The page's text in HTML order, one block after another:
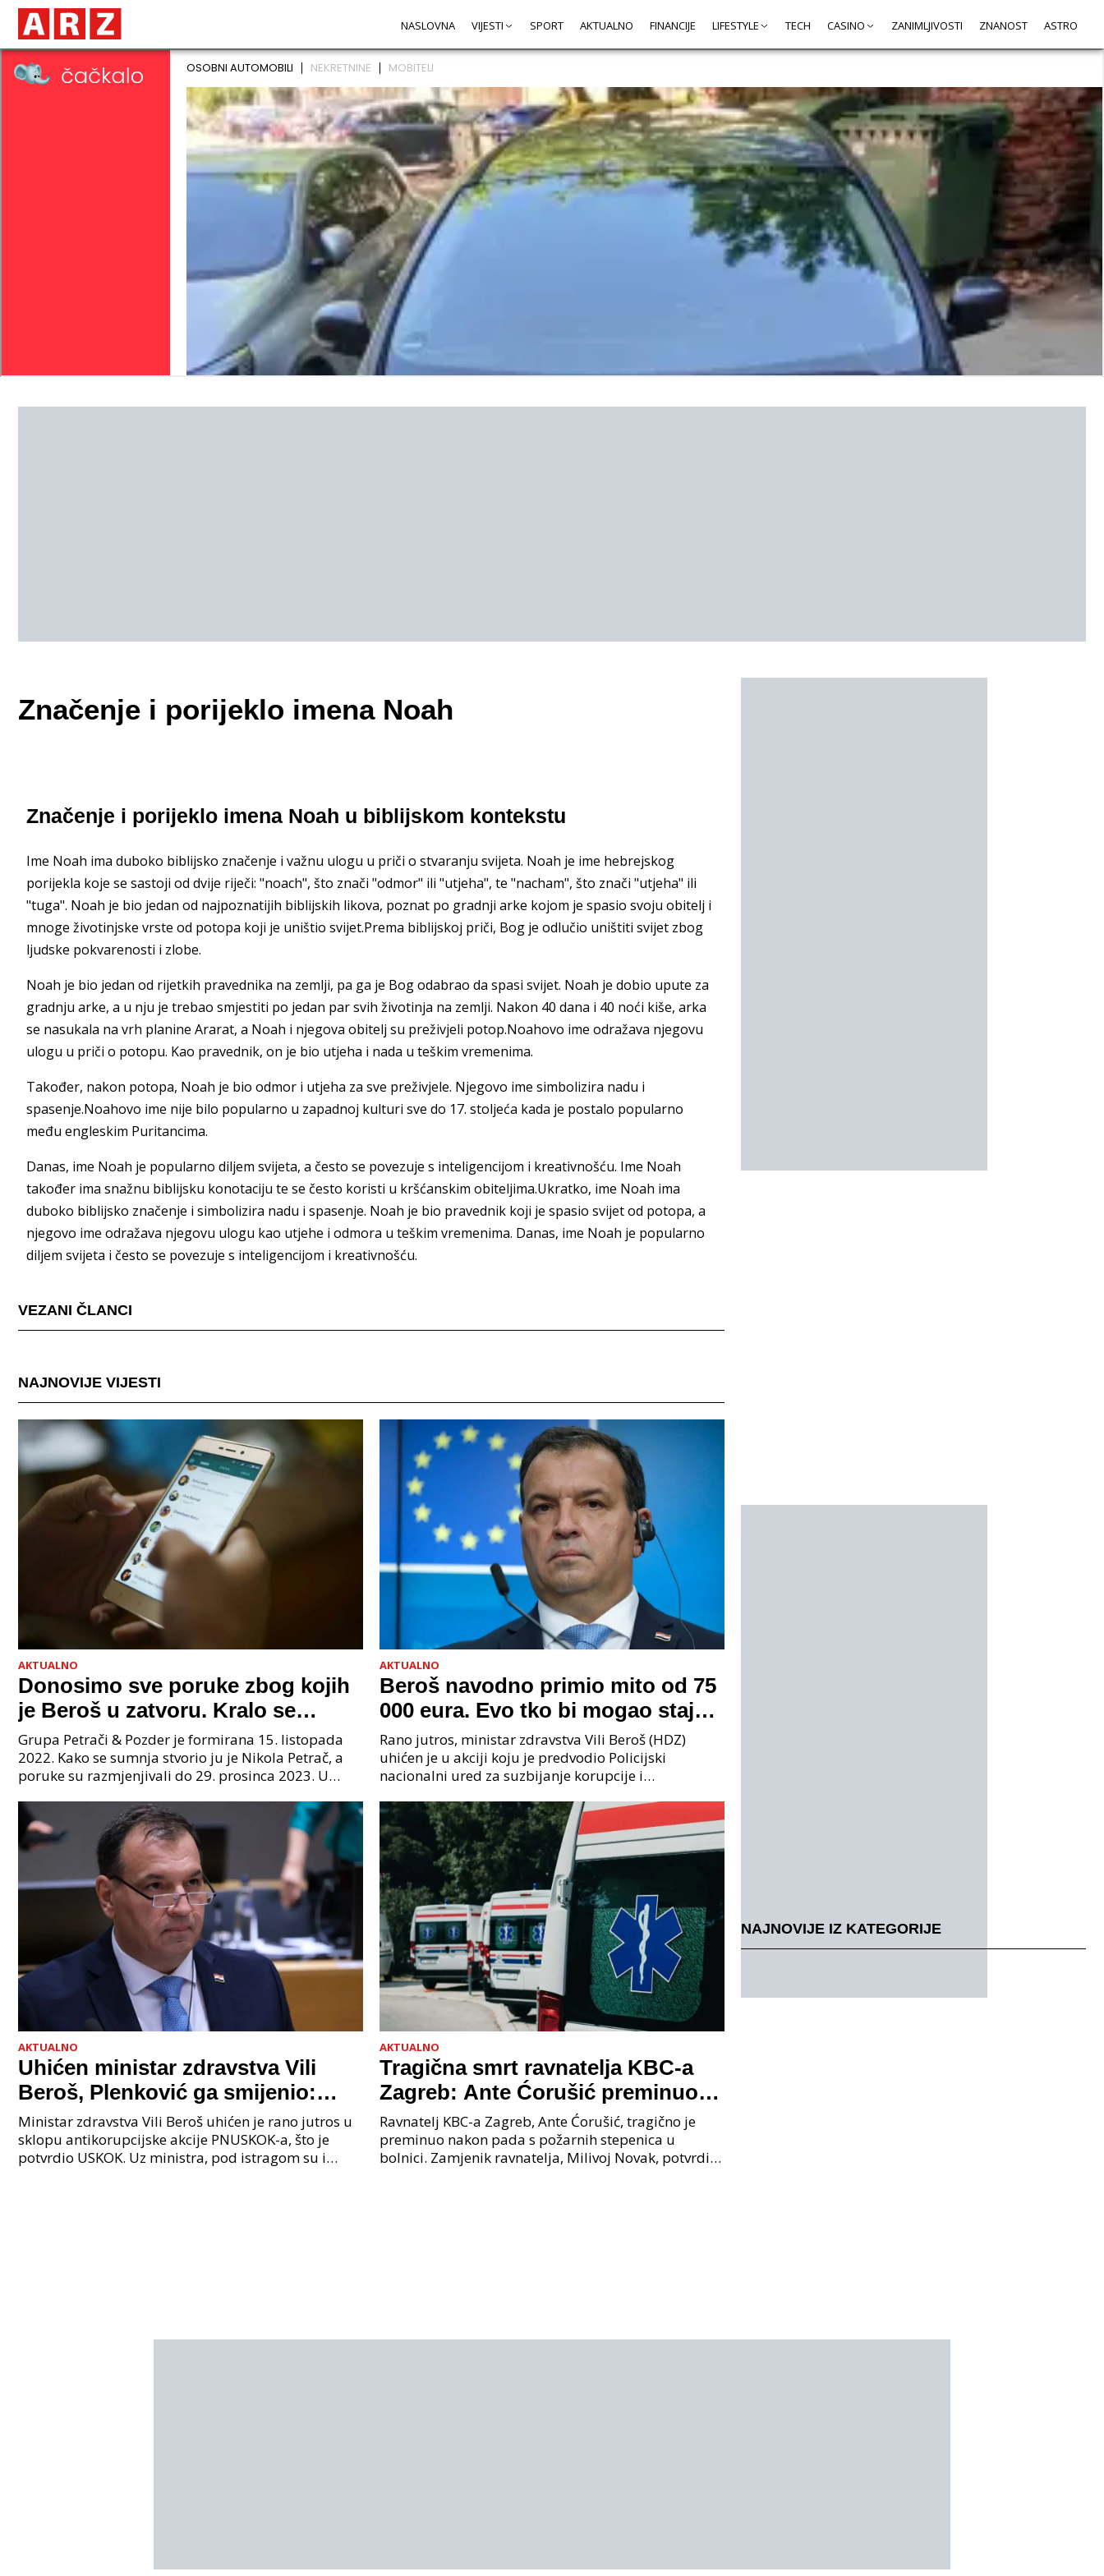
NASLOVNA VIJESTI SPORT AKTUALNO FINANCIJE LIFESTYLE TECH CASINO ZANIMLJIVOSTI ZNANOST ASTRO
Značenje i porijeklo imena Noah
Značenje i porijeklo imena Noah u biblijskom kontekstu
Ime Noah ima duboko biblijsko značenje i važnu ulogu u priči o stvaranju svijeta. Noah je ime hebrejskog
porijekla koje se sastoji od dvije riječi: "noach", što znači "odmor" ili "utjeha", te "nacham", što znači "utjeha" ili
"tuga". Noah je bio jedan od najpoznatijih biblijskih likova, poznat po gradnji arke kojom je spasio svoju obitelj i
mnoge životinjske vrste od potopa koji je uništio svijet.Prema biblijskoj priči, Bog je odlučio uništiti svijet zbog
ljudske pokvarenosti i zlobe.
Noah je bio jedan od rijetkih pravednika na zemlji, pa ga je Bog odabrao da spasi svijet. Noah je dobio upute za
gradnju arke, a u nju je trebao smjestiti po jedan par svih životinja na zemlji. Nakon 40 dana i 40 noći kiše, arka
se nasukala na vrh planine Ararat, a Noah i njegova obitelj su preživjeli potop.Noahovo ime odražava njegovu
ulogu u priči o potopu. Kao pravednik, on je bio utjeha i nada u teškim vremenima.
Također, nakon potopa, Noah je bio odmor i utjeha za sve preživjele. Njegovo ime simbolizira nadu i
spasenje.Noahovo ime nije bilo popularno u zapadnoj kulturi sve do 17. stoljeća kada je postalo popularno
među engleskim Puritancima.
Danas, ime Noah je popularno diljem svijeta, a često se povezuje s inteligencijom i kreativnošću. Ime Noah
također ima snažnu biblijsku konotaciju te se često koristi u kršćanskim obiteljima.Ukratko, ime Noah ima
duboko biblijsko značenje i simbolizira nadu i spasenje. Noah je bio pravednik koji je spasio svijet od potopa, a
njegovo ime odražava njegovu ulogu kao utjehe i odmora u teškim vremenima. Danas, ime Noah je popularno
diljem svijeta i često se povezuje s inteligencijom i kreativnošću.
VEZANI ČLANCI
NAJNOVIJE VIJESTI
AKTUALNO
Donosimo sve poruke zbog kojih
je Beroš u zatvoru. Kralo se
godinama. Tko će iz vlade biti
sljedeći uhićen?
Grupa Petrači & Pozder je formirana 15. listopada
2022. Kako se sumnja stvorio ju je Nikola Petrač, a
poruke su razmjenjivali do 29. prosinca 2023. U
AKTUALNO
Beroš navodno primio mito od 75
000 eura. Evo tko bi mogao stajati
na čelu zločinačkog udruženja
Rano jutros, ministar zdravstva Vili Beroš (HDZ)
uhićen je u akciji koju je predvodio Policijski
nacionalni ured za suzbijanje korupcije i
priopćenju USKOK
AKTUALNO
Uhićen ministar zdravstva Vili
Beroš, Plenković ga smijenio:
Istraga USKOK-a zbog korupcije
Ministar zdravstva Vili Beroš uhićen je rano jutros u
sklopu antikorupcijske akcije PNUSKOK-a, što je
potvrdio USKOK. Uz ministra, pod istragom su i
AKTUALNO
Tragična smrt ravnatelja KBC-a
Zagreb: Ante Ćorušić preminuo
nakon pada u bolnici, policija na
mjestu događaja
Ravnatelj KBC-a Zagreb, Ante Ćorušić, tragično je
preminuo nakon pada s požarnih stepenica u
bolnici. Zamjenik ravnatelja, Milivoj Novak, potvrdio
NAJNOVIJE IZ KATEGORIJE